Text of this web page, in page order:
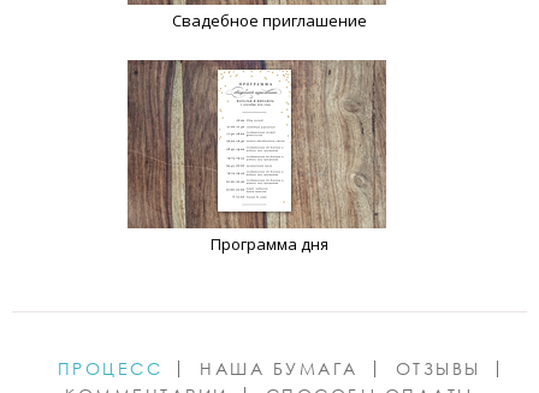
Свадебное приглашение
Программа дня
ПРОЦЕСС НАША БУМАГА
ОТЗЫВЫ